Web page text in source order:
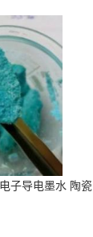
子导电墨水 陶瓷